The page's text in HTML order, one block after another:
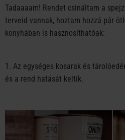
Tadaaaam! Rendet csináltam a
terveid vannak, hoztam hozzá pár
konyhában is hasznosíthatóak:
1. Az egységes kosarak és
és a rend hatását keltik.